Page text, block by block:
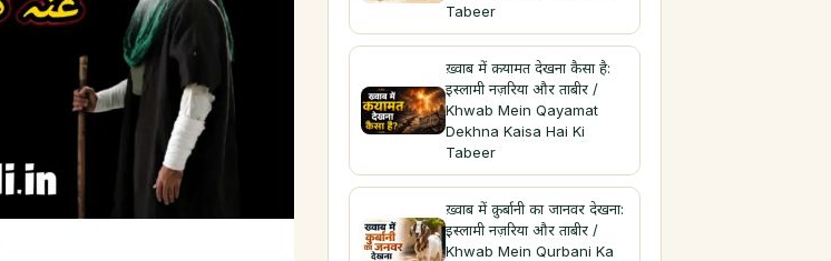
Tabeer
ख़्वाब में क़यामत देखना कैसा है:
इस्लामी नज़रिया और ताबीर /
Khwab Mein Qayamat
Dekhna Kaisa Hai Ki
Tabeer
ख़्वाब में क़ुर्बानी का जानवर देखना:
इस्लामी नज़रिया और ताबीर /
Khwab Mein Qurbani Ka